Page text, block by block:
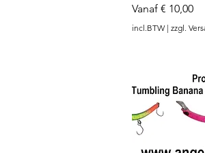
Vanaf € 10,00
Verkoopprijs
incl.BTW | zzgl.